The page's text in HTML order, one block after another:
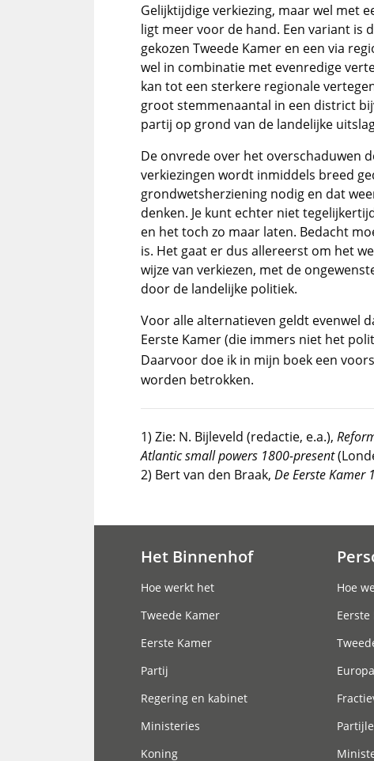
Gelijktijdige verkiezing, maar wel met
ligt meer voor de hand. Een variant is
gekozen Tweede Kamer en een via
wel in combinatie met evenredige
kan tot een sterkere regionale
groot stemmenaantal in een district
partij op grond van de landelijke
De onvrede over het overschaduwen
verkiezingen wordt inmiddels breed
grondwetsherziening nodig en dat
denken. Je kunt echter niet
en het toch zo maar laten. Bedacht
is. Het gaat er dus allereerst om het
wijze van verkiezen, met de
door de landelijke politiek.
Voor alle alternatieven geldt evenwel
Eerste Kamer (die immers niet het
Daarvoor doe ik in mijn boek een
worden betrokken.
1) Zie: N. Bijleveld (redactie, e.a.),
Atlantic small powers 1800-present
2) Bert van den Braak, De Eerste Kamer
Het Binnenhof
Hoe werkt het
Tweede Kamer
Eerste Kamer
Partij
Regering en kabinet
Ministeries
Koning
Hoe